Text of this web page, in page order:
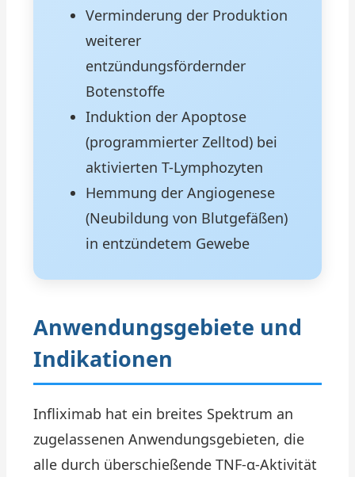
Verminderung der Produktion
weiterer
entzündungsfördernder
Botenstoffe
Induktion der Apoptose
(programmierter Zelltod) bei
aktivierten T-Lymphozyten
Hemmung der Angiogenese
(Neubildung von Blutgefäßen)
in entzündetem Gewebe
Anwendungsgebiete und
Indikationen
Infliximab hat ein breites Spektrum an
zugelassenen Anwendungsgebieten, die
alle durch überschießende TNF-α-Aktivität